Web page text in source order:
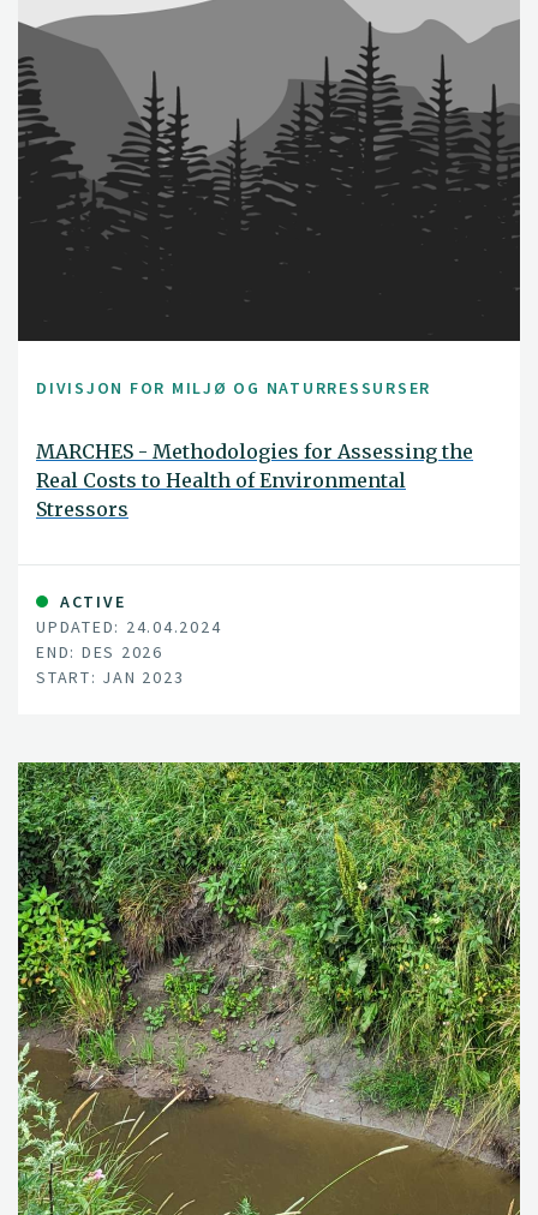
DIVISJON FOR MILJØ OG NATURRESSURSER
MARCHES - Methodologies for Assessing the
Real Costs to Health of Environmental
Stressors
ACTIVE
UPDATED: 24.04.2024
END: DES 2026
START: JAN 2023